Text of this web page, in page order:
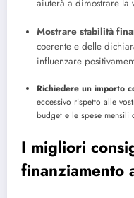
aiuterà a dimostrare la
Mostrare stabilità
coerente e delle
influenzare
Richiedere un importo
eccessivo rispetto alle
budget e le spese mensili
I migliori
finanziamento